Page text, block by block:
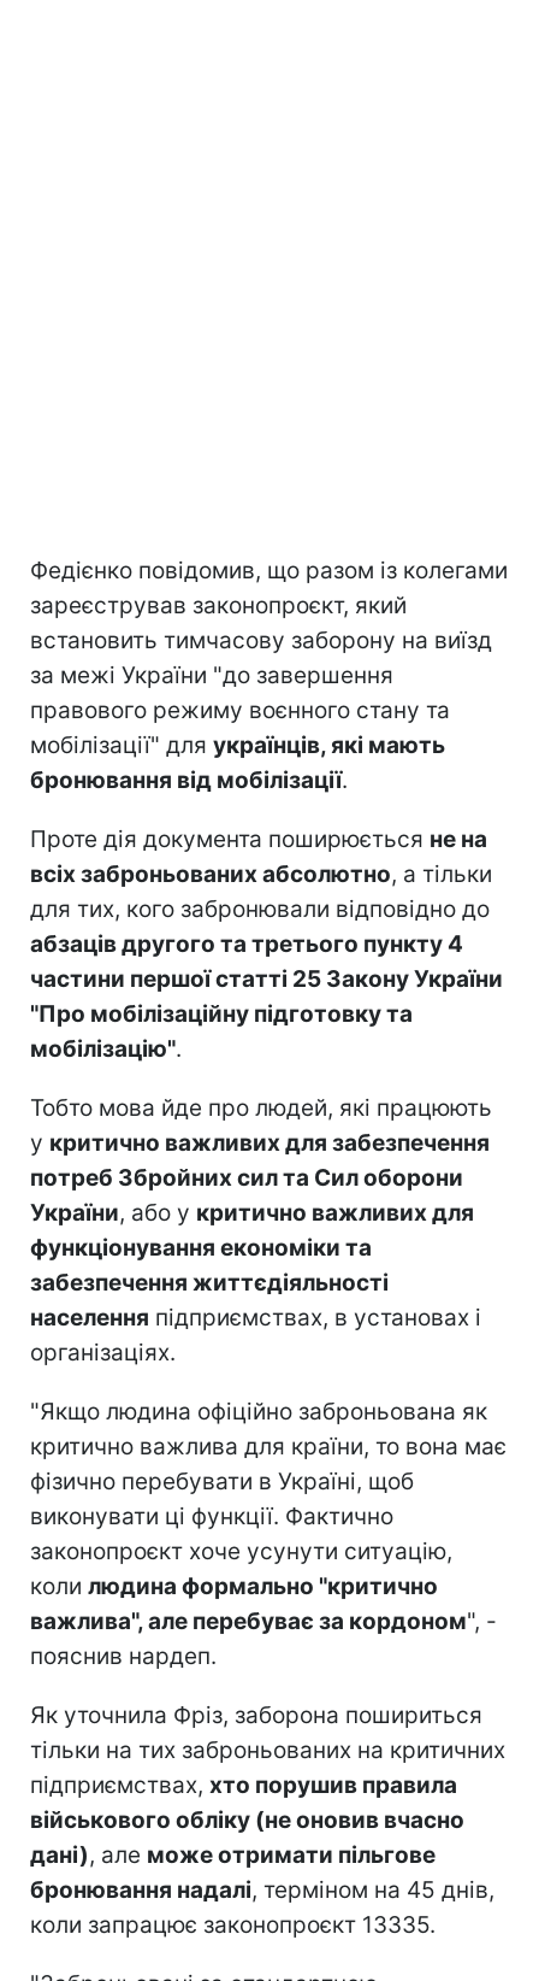
Федієнко повідомив, що разом із колегами
зареєстрував законопроєкт, який
встановить тимчасову заборону на виїзд
за межі України "до завершення
правового режиму воєнного стану та
мобілізації" для українців, які мають
бронювання від мобілізації.
Проте дія документа поширюється не на
всіх заброньованих абсолютно, а тільки
для тих, кого забронювали відповідно до
абзаців другого та третього пункту 4
частини першої статті 25 Закону України
"Про мобілізаційну підготовку та
мобілізацію".
Тобто мова йде про людей, які працюють
у критично важливих для забезпечення
потреб Збройних сил та Сил оборони
України, або у критично важливих для
функціонування економіки та
забезпечення життєдіяльності
населення підприємствах, в установах і
організаціях.
"Якщо людина офіційно заброньована як
критично важлива для країни, то вона має
фізично перебувати в Україні, щоб
виконувати ці функції. Фактично
законопроєкт хоче усунути ситуацію,
коли людина формально "критично
важлива", але перебуває за кордоном", -
пояснив нардеп.
Як уточнила Фріз, заборона пошириться
тільки на тих заброньованих на критичних
підприємствах, хто порушив правила
військового обліку (не оновив вчасно
дані), але може отримати пільгове
бронювання надалі, терміном на 45 днів,
коли запрацює законопроєкт 13335.